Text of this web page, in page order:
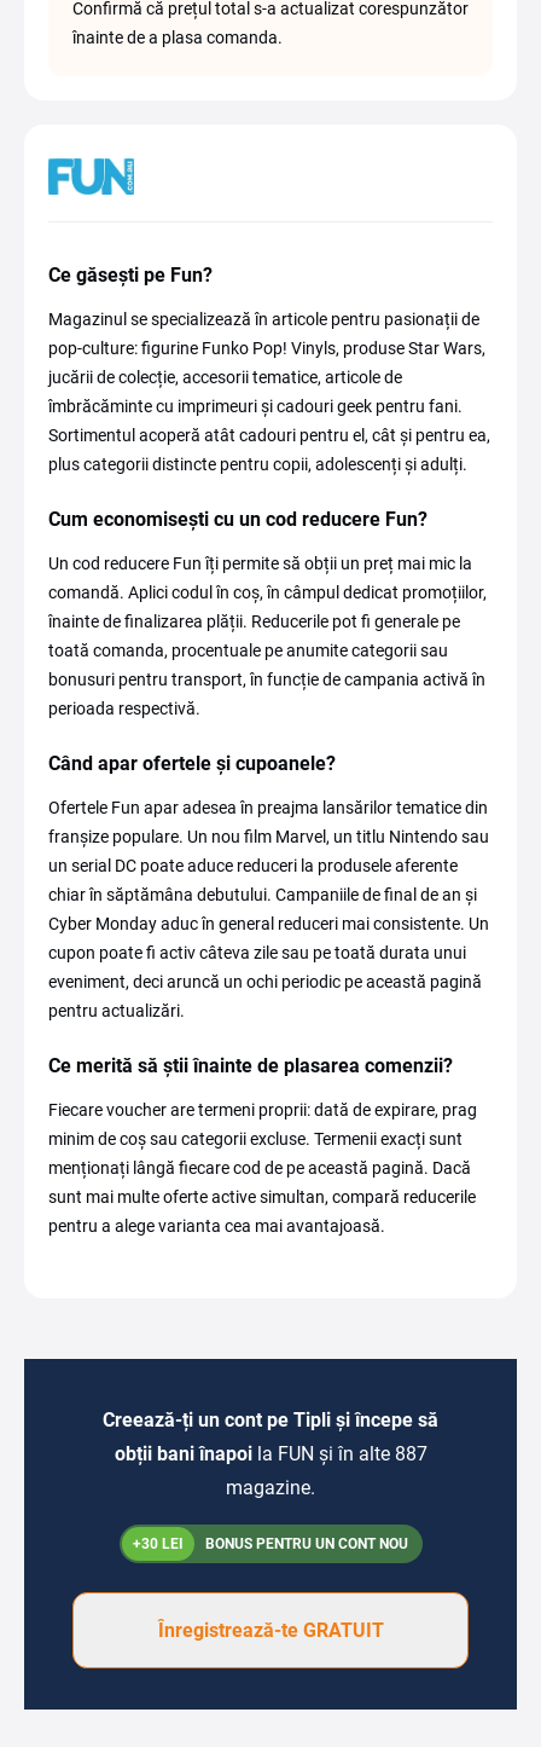
Confirmă că prețul total s-a actualizat corespunzător
înainte de a plasa comanda.
Ce găsești pe Fun?
Magazinul se specializează în articole pentru pasionații de
pop-culture: figurine Funko Pop! Vinyls, produse Star Wars,
jucării de colecție, accesorii tematice, articole de
îmbrăcăminte cu imprimeuri și cadouri geek pentru fani.
Sortimentul acoperă atât cadouri pentru el, cât și pentru ea,
plus categorii distincte pentru copii, adolescenți și adulți.
Cum economisești cu un cod reducere Fun?
Un cod reducere Fun îți permite să obții un preț mai mic la
comandă. Aplici codul în coș, în câmpul dedicat promoțiilor,
înainte de finalizarea plății. Reducerile pot fi generale pe
toată comanda, procentuale pe anumite categorii sau
bonusuri pentru transport, în funcție de campania activă în
perioada respectivă.
Când apar ofertele și cupoanele?
Ofertele Fun apar adesea în preajma lansărilor tematice din
franșize populare. Un nou film Marvel, un titlu Nintendo sau
un serial DC poate aduce reduceri la produsele aferente
chiar în săptămâna debutului. Campaniile de final de an și
Cyber Monday aduc în general reduceri mai consistente. Un
cupon poate fi activ câteva zile sau pe toată durata unui
eveniment, deci aruncă un ochi periodic pe această pagină
pentru actualizări.
Ce merită să știi înainte de plasarea comenzii?
Fiecare voucher are termeni proprii: dată de expirare, prag
minim de coș sau categorii excluse. Termenii exacți sunt
menționați lângă fiecare cod de pe această pagină. Dacă
sunt mai multe oferte active simultan, compară reducerile
pentru a alege varianta cea mai avantajoasă.
Creează-ți un cont pe Tipli și începe să
obții bani înapoi la FUN și în alte 887
magazine.
+30 LEI BONUS PENTRU UN CONT NOU
Înregistrează-te GRATUIT